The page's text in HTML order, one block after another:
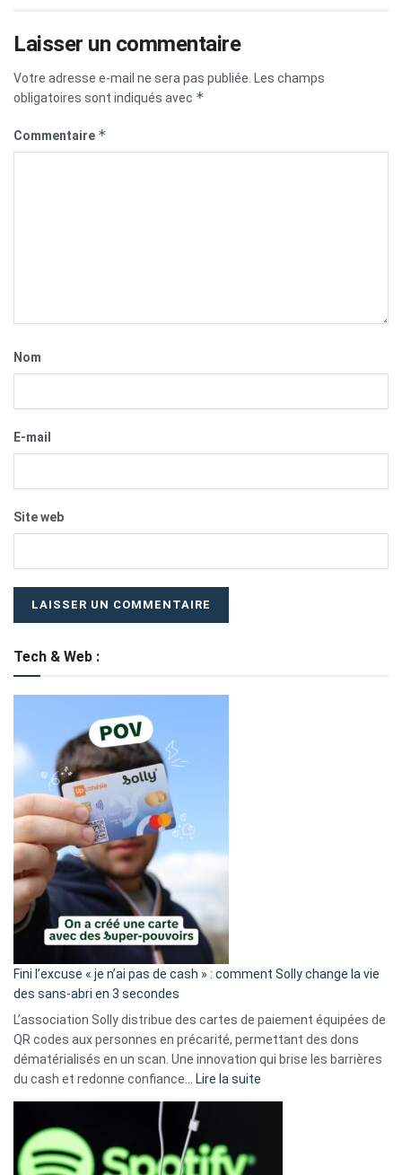
Laisser un commentaire
Votre adresse e-mail ne sera pas publiée.
Les champs
obligatoires sont indiqués avec *
Commentaire *
Nom
E-mail
Site web
Tech & Web :
Fini l’excuse « je n’ai pas de cash » : comment Solly change la vie
des sans-abri en 3 secondes
L’association Solly distribue des cartes de paiement équipées de
QR codes aux personnes en précarité, permettant des dons
dématérialisés en un scan. Une innovation qui brise les barrières
du cash et redonne confiance…
Lire la suite